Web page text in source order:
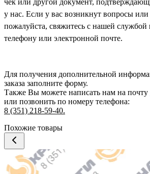
чек или другой документ,
у нас. Если у вас возникнут вопросы
пожалуйста, свяжитесь с нашей
телефону или электронной почте.
Для получения дополнительной
заказа заполните форму.
Также Вы можете написать нам на почту
или позвонить по номеру телефона:
8 (351) 218-59-40.
Похожие товары